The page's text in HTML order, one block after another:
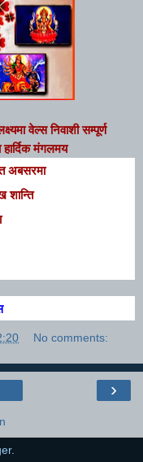
वेल्स निवाशी सम्पूर्ण
हार्दिक मंगलमय
अबसरमा
शान्ति
No comments:
›
.